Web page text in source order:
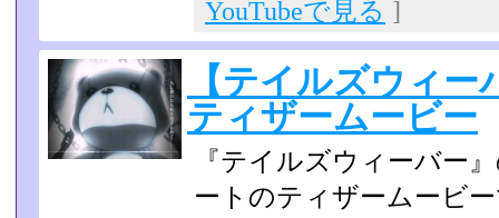
YouTubeで見る ]
【テイルズウィ
ティザームービー
『テイルズウィーバー
ートのティザームービ